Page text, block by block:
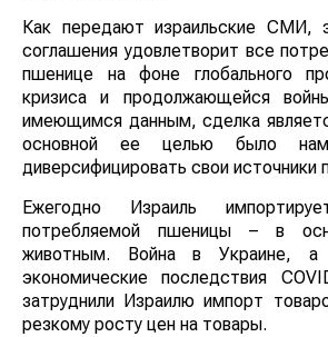
Как передают израильские СМИ,
соглашения удовлетворит все
пшенице на фоне глобального
кризиса и продолжающейся
имеющимся данным, сделка
основной ее целью было
диверсифицировать свои источники
Ежегодно Израиль
потребляемой пшеницы – в
животным. Война в Украине,
экономические последствия
затруднили Израилю импорт
резкому росту цен на товары.